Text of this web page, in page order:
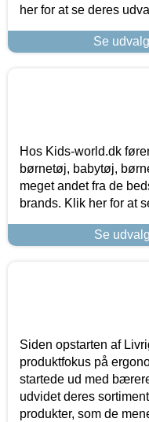
her for at se deres
Se
Hos Kids-world.dk
børnetøj, babytøj,
meget andet fra de
brands. Klik her for at
Se
Siden opstarten af
produktfokus på
startede ud med
udvidet deres
produkter, som de